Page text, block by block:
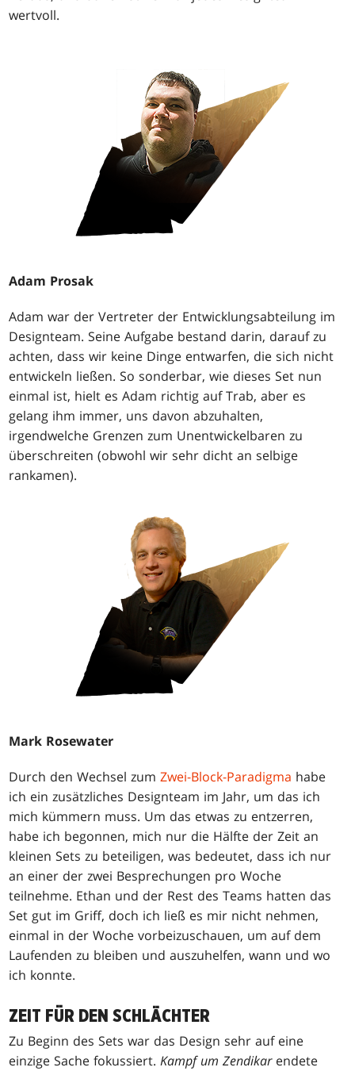
wertvoll.
Adam Prosak
Adam war der Vertreter der Entwicklungsabteilung im
Designteam. Seine Aufgabe bestand darin, darauf zu
achten, dass wir keine Dinge entwarfen, die sich nicht
entwickeln ließen. So sonderbar, wie dieses Set nun
einmal ist, hielt es Adam richtig auf Trab, aber es
gelang ihm immer, uns davon abzuhalten,
irgendwelche Grenzen zum Unentwickelbaren zu
überschreiten (obwohl wir sehr dicht an selbige
rankamen).
Mark Rosewater
Durch den Wechsel zumZwei-Block-Paradigma habe
ich ein zusätzliches Designteam im Jahr, um das ich
mich kümmern muss. Um das etwas zu entzerren,
habe ich begonnen, mich nur die Hälfte der Zeit an
kleinen Sets zu beteiligen, was bedeutet, dass ich nur
an einer der zwei Besprechungen pro Woche
teilnehme. Ethan und der Rest des Teams hatten das
Set gut im Griff, doch ich ließ es mir nicht nehmen,
einmal in der Woche vorbeizuschauen, um auf dem
Laufenden zu bleiben und auszuhelfen, wann und wo
ich konnte.
ZEIT FÜR DEN SCHLÄCHTER
Zu Beginn des Sets war das Design sehr auf eine
einzige Sache fokussiert.Kampf um Zendikarendete